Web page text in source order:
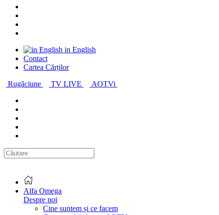
in English
Contact
Cartea Cărților
Rugăciune
TV LIVE AOTVi
Alfa Omega
Despre noi
Cine suntem și ce facem